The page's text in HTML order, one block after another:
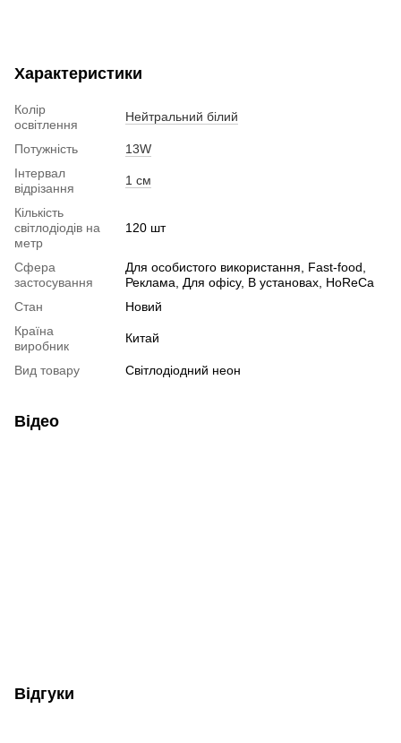
Характеристики
Колір
освітлення
Нейтральний білий
Потужність
13W
Інтервал
відрізання
1 см
Кількість
світлодіодів на
метр
120 шт
Сфера
застосування
Для особистого використання, Fast-food,
Реклама, Для офісу, В установах, HoReCa
Стан
Новий
Країна
виробник
Китай
Вид товару Світлодіодний неон
Відео
Відгуки